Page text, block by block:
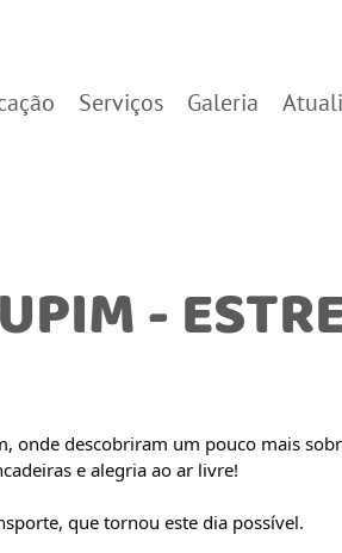
Serviços Galeria
-
onde descobriram um pouco mais
e alegria ao ar livre!
que tornou este dia possível.